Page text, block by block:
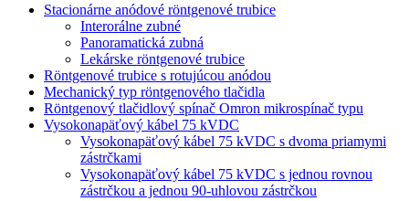
Stacionárne anódové röntgenové trubice
Interorálne zubné
Panoramatická zubná
Lekárske röntgenové trubice
Röntgenové trubice s rotujúcou anódou
Mechanický typ röntgenového tlačidla
Röntgenový tlačidlový spínač Omron mikrospínač typu
Vysokonapäťový kábel 75 kVDC
Vysokonapäťový kábel 75 kVDC s dvoma priamymi
zástrčkami
Vysokonapäťový kábel 75 kVDC s jednou rovnou
zástrčkou a jednou 90-uhlovou zástrčkou